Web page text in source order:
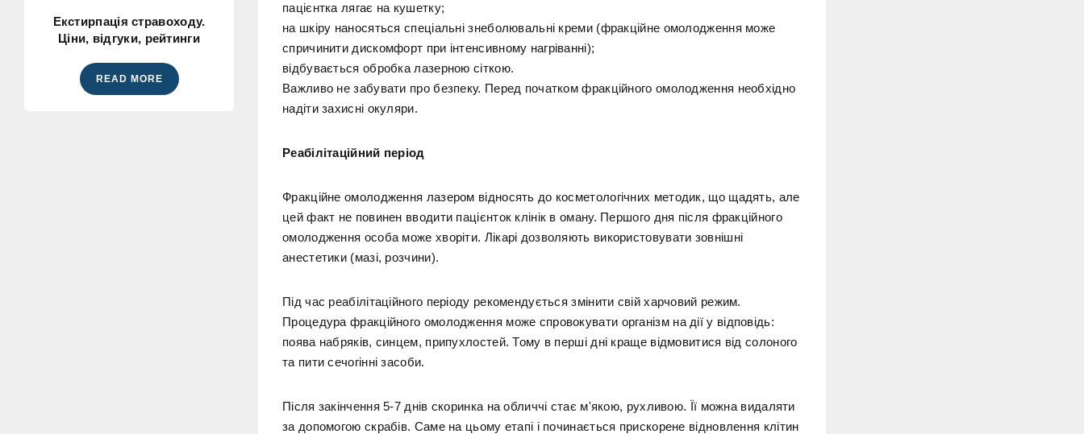
Екстирпація стравоходу.
Ціни, відгуки, рейтинги
READ MORE
пацієнтка лягає на кушетку;
на шкіру наносяться спеціальні знеболювальні креми (фракційне омолодження може
спричинити дискомфорт при інтенсивному нагріванні);
відбувається обробка лазерною сіткою.
Важливо не забувати про безпеку. Перед початком фракційного омолодження необхідно
надіти захисні окуляри.
Реабілітаційний період
Фракційне омолодження лазером відносять до косметологічних методик, що щадять, але
цей факт не повинен вводити пацієнток клінік в оману. Першого дня після фракційного
омолодження особа може хворіти. Лікарі дозволяють використовувати зовнішні
анестетики (мазі, розчини).
Під час реабілітаційного періоду рекомендується змінити свій харчовий режим.
Процедура фракційного омолодження може спровокувати організм на дії у відповідь:
поява набряків, синцем, припухлостей. Тому в перші дні краще відмовитися від солоного
та пити сечогінні засоби.
Після закінчення 5-7 днів скоринка на обличчі стає м'якою, рухливою. Її можна видаляти
за допомогою скрабів. Саме на цьому етапі і починається прискорене відновлення клітин